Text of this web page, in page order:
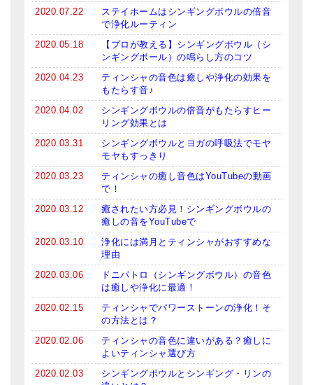
2020.07.22
ステイホームはシンギングボウルの倍音
で浄化ルーティン
2020.05.18
【プロが教える】シンギングボウル（シ
ンギングボール）の鳴らし方のコツ
2020.04.23
ティンシャの音色は癒しや浄化の効果を
もたらす音♪
2020.04.02
シンギングボウルの倍音がもたらすヒー
リング効果とは
2020.03.31
シンギングボウルとヨガの呼吸法でモヤ
モヤもすっきり
2020.03.23
ティンシャの癒し音色はYouTubeの動画
で！
2020.03.12
癒されたい方必見！シンギングボウルの
癒しの音をYouTubeで
2020.03.10
浄化には満月とティンシャがおすすめな
理由
2020.03.06
ドニパトロ（シンギングボウル）の音色
は癒しや浄化に最適！
2020.02.15
ティンシャでパワーストーンの浄化！そ
の方法とは？
2020.02.06
ティンシャの音色に違いがある？癒しに
よいティンシャ選び方
2020.02.03
シンギングボウルとシンギング・リンの